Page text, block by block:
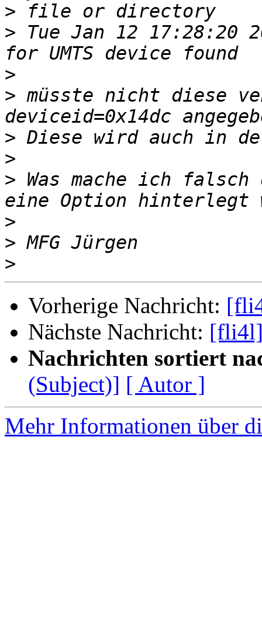
>
> Tue Jan 12 17:28:20
>
> müsste nicht diese
>
>
> Was mache ich falsch
>
>
>
Vorherige Nachricht:
Nächste Nachricht:
Nachrichten sortiert
(Subject)] [ Autor ]
Mehr Informationen über